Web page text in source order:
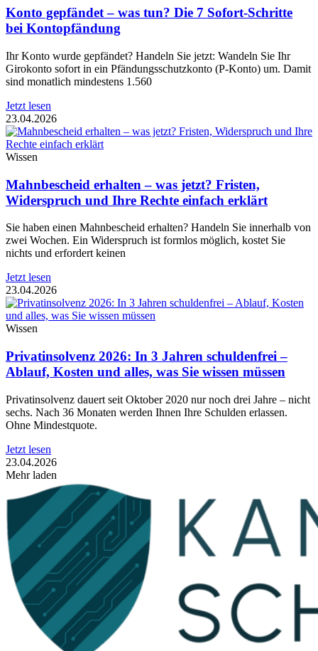
Konto gepfändet – was tun? Die 7 Sofort-Schritte
bei Kontopfändung
Ihr Konto wurde gepfändet? Handeln Sie jetzt: Wandeln Sie Ihr
Girokonto sofort in ein Pfändungsschutzkonto (P-Konto) um. Damit
sind monatlich mindestens 1.560
Jetzt lesen
23.04.2026
Wissen
Mahnbescheid erhalten – was jetzt? Fristen,
Widerspruch und Ihre Rechte einfach erklärt
Sie haben einen Mahnbescheid erhalten? Handeln Sie innerhalb von
zwei Wochen. Ein Widerspruch ist formlos möglich, kostet Sie
nichts und erfordert keinen
Jetzt lesen
23.04.2026
Wissen
Privatinsolvenz 2026: In 3 Jahren schuldenfrei –
Ablauf, Kosten und alles, was Sie wissen müssen
Privatinsolvenz dauert seit Oktober 2020 nur noch drei Jahre – nicht
sechs. Nach 36 Monaten werden Ihnen Ihre Schulden erlassen.
Ohne Mindestquote.
Jetzt lesen
23.04.2026
Mehr laden